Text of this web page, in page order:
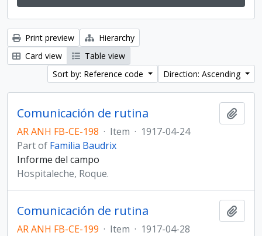
Print preview
Hierarchy
Card view
Table view
Sort by: Reference code
Direction: Ascending
Comunicación de rutina
AR ANH FB-CE-198 · Item · 1917-04-24
Part of Familia Baudrix
Informe del campo
Hospitaleche, Roque.
Comunicación de rutina
AR ANH FB-CE-199 · Item · 1917-04-28